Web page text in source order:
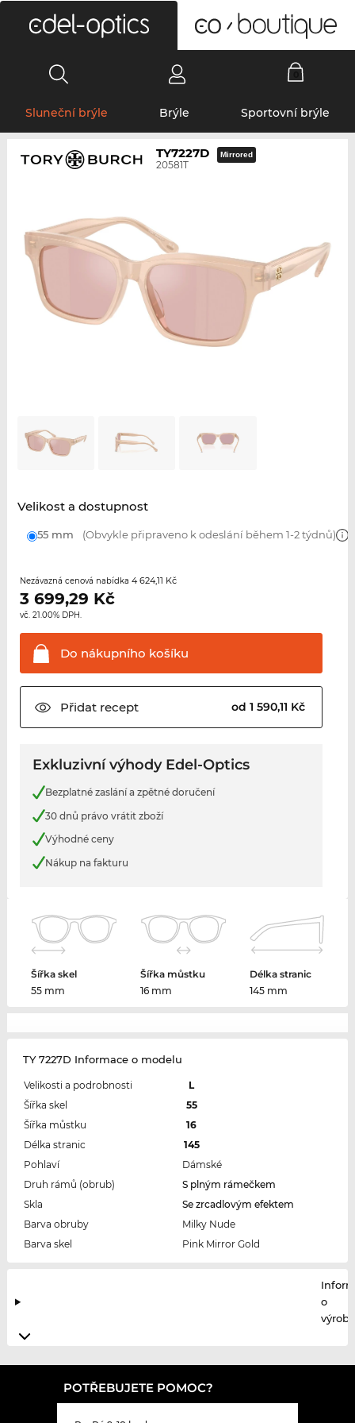
Sluneční brýle Brýle Sportovní brýle
TY7227D
20581T
Mirrored
Velikost a dostupnost
55 mm (Obvykle připraveno k odeslání během 1-2 týdnů)
Nezávazná cenová nabídka 4 624,11 Kč
3 699,29 Kč
vč. 21.00% DPH.
Do nákupního košíku
Přidatrecept od 1 590,11 Kč
Exkluzivní výhody Edel-Optics
Bezplatné zaslání a zpětné doručení
30 dnů právo vrátit zboží
Výhodné ceny
Nákup na fakturu
Šířka skel
55 mm
Šířka můstku
16 mm
Délka stranic
145 mm
TY 7227D Informace o modelu
Velikosti a podrobnosti
L
Šířka skel
55
Šířka můstku
16
Délka stranic
145
Pohlaví
Dámské
Druh rámů (obrub)
S plným rámečkem
Skla
Se zrcadlovým efektem
Barva obruby
Milky Nude
Barva skel
Pink Mirror Gold
o
POTŘEBUJETE POMOC?